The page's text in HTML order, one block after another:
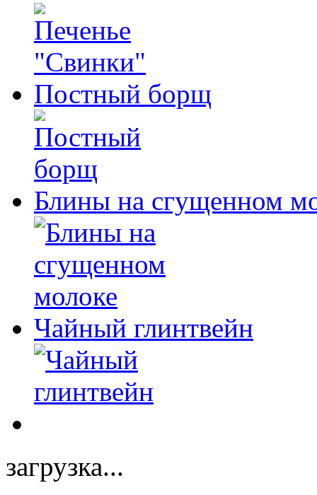
Постный борщ
Блины на сгущенном
Чайный глинтвейн
загрузка...